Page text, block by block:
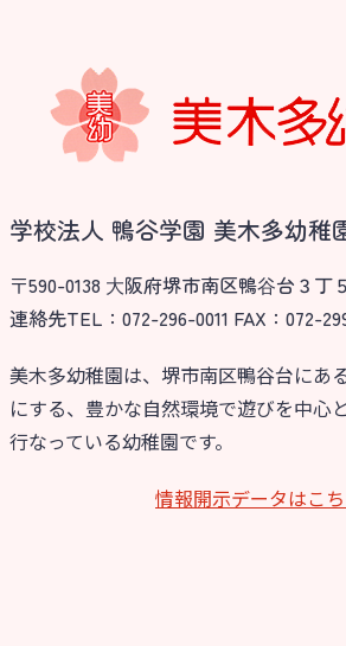
学校法人 鴨谷学園 美木多幼稚
〒590-0138 ⼤阪府堺市南区鴨⾕台３丁
連絡先TEL：072-296-0011 FAX：072-
美木多幼稚園は、堺市南区鴨谷台にあ
にする、豊かな自然環境で遊びを中心
行なっている幼稚園です。
情報開⽰データはこ